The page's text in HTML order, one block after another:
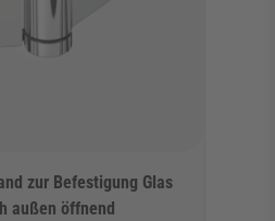
zur Befestigung Glas
außen öffnend